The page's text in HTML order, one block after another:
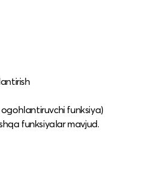
funksiya)
funksiyalar mavjud.